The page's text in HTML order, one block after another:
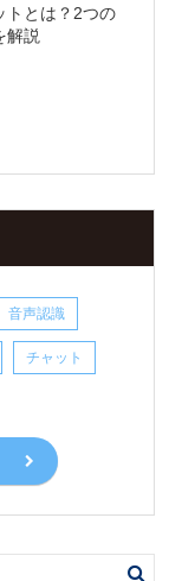
トとは？2つの
解説
音声認識
チャット